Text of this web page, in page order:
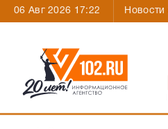
06 Авг 2026 17:22 Новости